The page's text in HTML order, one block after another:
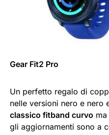
Gear Fit2 Pro
Un perfetto regalo di
nelle versioni nero e nero
classico fitband curvo
gli aggiornamenti sono a